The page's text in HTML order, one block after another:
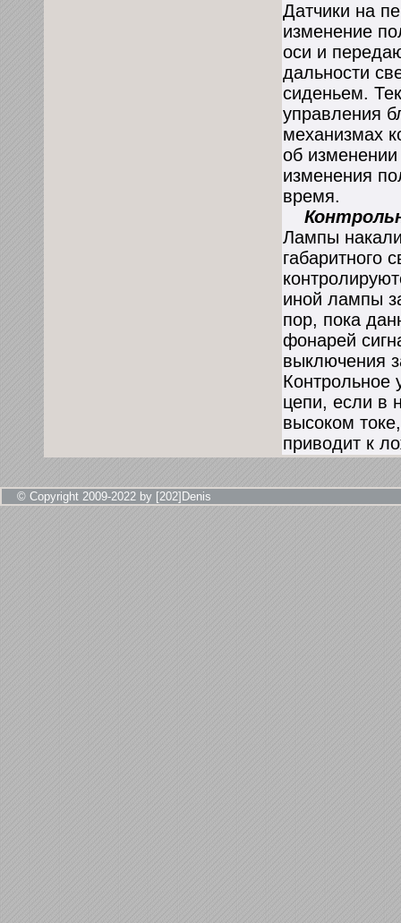
Датчики на
изменение
оси и
дальности
сиденьем.
управления
механизмах
об
изменения
время.
Лампы
габаритного
иной лампы
пор, пока
фонарей
выключения
Контрольное
цепи, если в
высоком
приводит к
© Copyright 2009-2022 by [202]Denis